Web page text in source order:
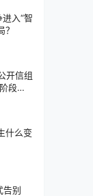
入“智
开信组
段，
什么变
告别